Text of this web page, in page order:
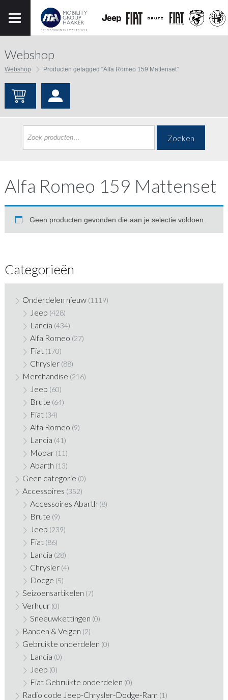
Webshop
Webshop Producten getagged “Alfa Romeo 159 Mattenset”
Zoeken
Alfa Romeo 159 Mattenset
Geen producten gevonden die aan je selectie voldoen.
Categorieën
Onderdelen nieuw (1119)
Jeep (428)
Lancia (434)
Alfa Romeo (27)
Fiat (170)
Chrysler (88)
Merchandise (216)
Jeep (60)
Brute (64)
Fiat (34)
Alfa Romeo (9)
Lancia (41)
Mopar (11)
Abarth (13)
Geen categorie (0)
Accessoires (352)
Accessoires Abarth (8)
Brute (9)
Jeep (239)
Fiat (86)
Lancia (28)
Chrysler (4)
Dodge (5)
Seizoensartikelen (7)
Verhuur (0)
Sneeuwkettingen (0)
Banden & Velgen (2)
Gebruikte onderdelen (0)
Lancia (0)
Jeep (0)
Fiat Gebruikte onderdelen (0)
Radio code Jeep-Chrysler-Dodge-Ram (1)